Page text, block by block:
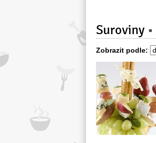
Suroviny
Zobrazit podle: